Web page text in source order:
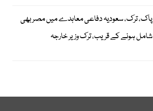
پاک، ترک، سعودیہ دفاعی معاہدے میں مصر بھی
شامل ہونے کے قریب، ترک وزیر خارجہ